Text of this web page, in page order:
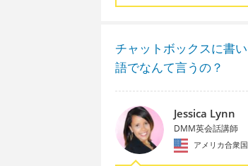
チャットボックスに書
語でなんて言うの？
Jessica Lynn
DMM英会話講師
アメリカ合衆国